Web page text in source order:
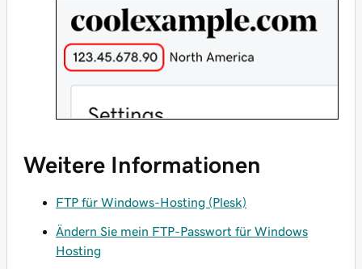
Weitere Informationen
FTP für Windows-Hosting (Plesk)
Ändern Sie mein FTP-Passwort für Windows
Hosting